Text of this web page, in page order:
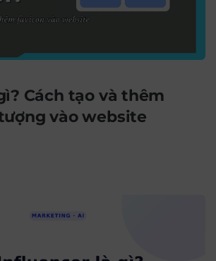
Cách tạo và thêm
vào website